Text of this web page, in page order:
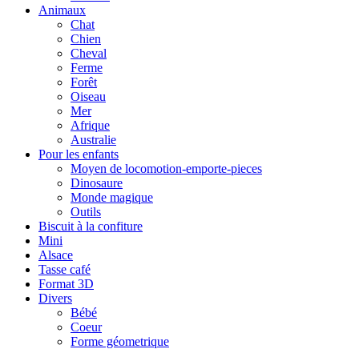
Animaux
Chat
Chien
Cheval
Ferme
Forêt
Oiseau
Mer
Afrique
Australie
Pour les enfants
Moyen de locomotion-emporte-pieces
Dinosaure
Monde magique
Outils
Biscuit à la confiture
Mini
Alsace
Tasse café
Format 3D
Divers
Bébé
Coeur
Forme géometrique